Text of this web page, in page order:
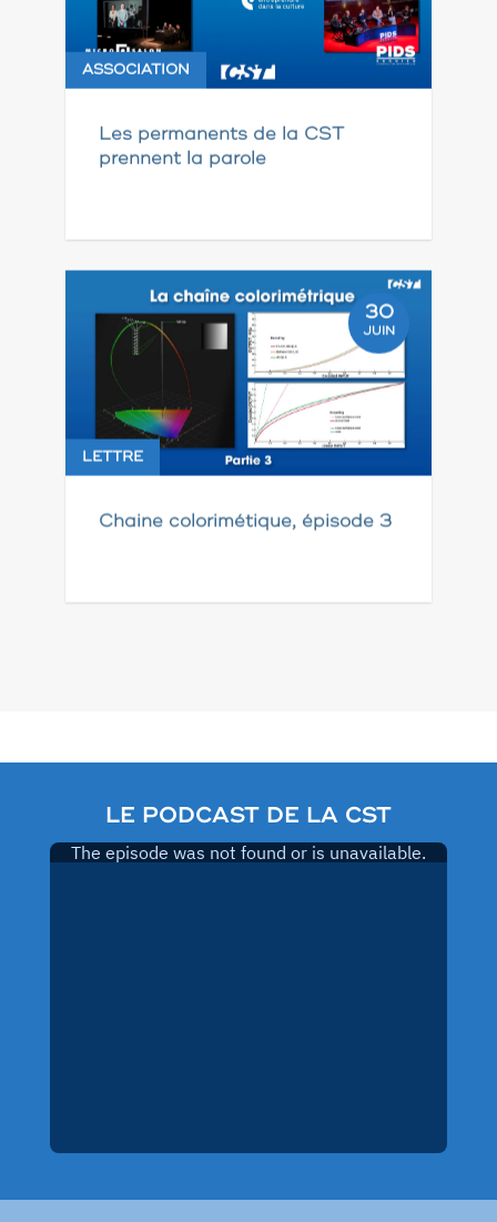
ASSOCIATION
Les permanents de la CST
prennent la parole
30
JUIN
LETTRE
Chaine colorimétique, épisode 3
LE PODCAST DE LA CST